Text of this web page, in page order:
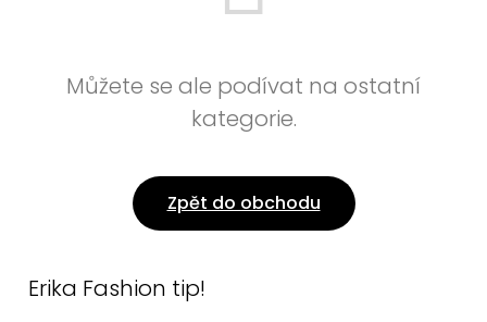
Můžete se ale podívat na ostatní
kategorie.
Zpět do obchodu
Erika Fashion tip!